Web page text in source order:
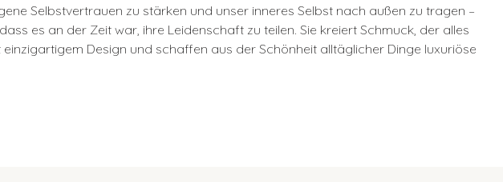
Selbstvertrauen zu stärken und unser inneres Selbst nach außen zu tragen –
es an der Zeit war, ihre Leidenschaft zu teilen. Sie kreiert Schmuck, der alles
Design und schaffen aus der Schönheit alltäglicher Dinge luxuriöse